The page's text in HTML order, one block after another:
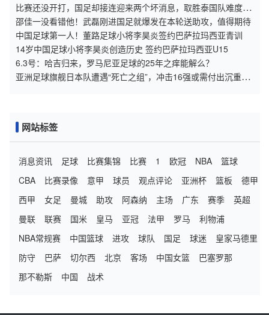
比赛还没开打，国足却接连迎来两个坏消息，取胜泰国队难度大
增
邵佳一没看错他！武磊刚进国足就爆发在本轮送助攻，值得期待
中国足球第一人！董路足球小将李昊炎签约巴萨拉玛西亚青训
14岁中国足球小将李昊炎创造历史 签约巴萨拉玛西亚U15
6.3号：哈吉归来，罗马尼亚足球的25年之痒能解么？
亚洲足球旗舰日本队遭遇“死亡之组”，冲击16强或需付出沉重代
网站标签
消息资讯 足球 比赛集锦 比赛 1 欧冠 NBA
篮球
CBA
比赛录像 意甲 球员 观点评论 亚洲杯 篮板
德甲
西甲
女足 曼城 助攻 阿森纳 主场 广东 赛季
英超
曼联
联赛 国米 皇马 亚冠 法甲 罗马
利物浦
NBA常规赛
中国篮球 进攻 球队 国足 球迷
皇家马德里
防守
巴萨 切尔西 北京 客场 中国女篮
巴塞罗那
那不勒斯
中国 战术